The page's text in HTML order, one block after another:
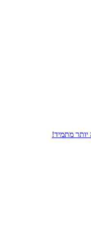
מתמיד!